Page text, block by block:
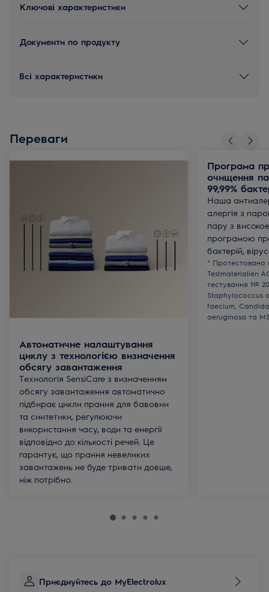
Ключові характеристики
Документи по продукту
Всі характеристики
Переваги
Автоматичне налаштування
циклу з технологією визначення
обсягу завантаження
Технологія SensiCare з визначенням
обсягу завантаження автоматично
підбирає цикли прання для бавовни
та синтетики, регулюючи
використання часу, води та енергії
відповідно до кількості речей. Це
гарантує, що прання невеликих
завантажень не буде тривати довше,
ніж потрібно.
Програма
очищення
99,99%
Наша
алергія з
пару з
програмою
бактерій,
* Протестовано
Testmaterialien
тестування №
Staphylococcus
faecium,
aeruginosa та
Приєднуйтесь до MyElectrolux